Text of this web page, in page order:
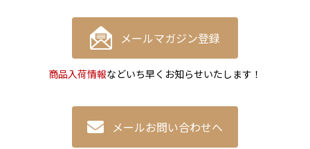
メールマガジン登録
商品入荷情報などいち早くお知らせいたします！
メールお問い合わせへ